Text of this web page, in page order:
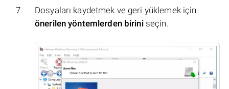
Dosyaları kaydetmek ve geri yüklemek için
önerilen yöntemlerden biriniseçin.